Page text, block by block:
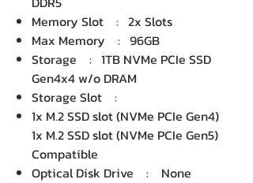
Memory Slot : 2x Slots
Max Memory : 96GB
Storage : 1TB NVMe PCIe SSD
Gen4x4 w/o DRAM
Storage Slot :
1x M.2 SSD slot (NVMe PCIe Gen4)
1x M.2 SSD slot (NVMe PCIe Gen5)
Compatible
Optical Disk Drive : None